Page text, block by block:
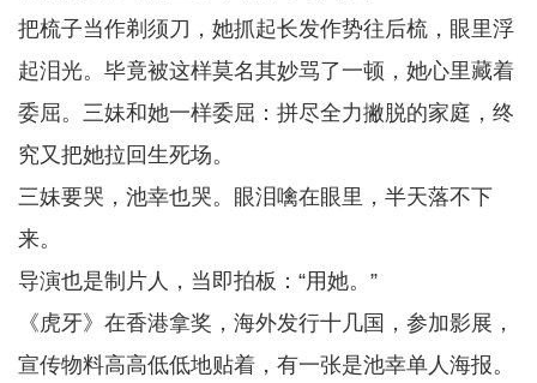
把梳子当作剃须刀，她抓起长发作势往后梳，眼里浮
起泪光。毕竟被这样莫名其妙骂了一顿，她心里藏着
委屈。三妹和她一样委屈：拼尽全力撇脱的家庭，终
究又把她拉回生死场。
三妹要哭，池幸也哭。眼泪噙在眼里，半天落不下
来。
导演也是制片人，当即拍板：“用她。”
《虎牙》在香港拿奖，海外发行十几国，参加影展，
宣传物料高高低低地贴着，有一张是池幸单人海报。